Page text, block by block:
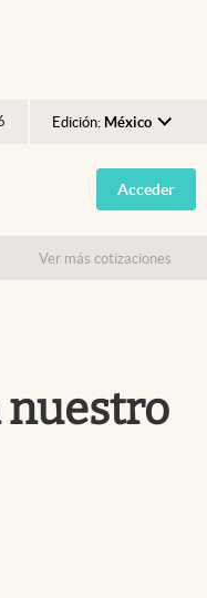
Edición: México
Argentina
España
USA
Acceder
Ver más cotizaciones
nuestro